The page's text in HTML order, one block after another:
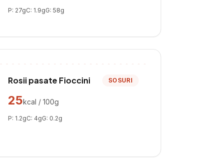
P: 27gC: 1.9gG: 58g
Rosii pasate Fioccini SOSURI
25kcal / 100g
P: 1.2gC: 4gG: 0.2g